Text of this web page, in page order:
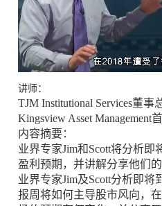
讲师：
TJM Institutional Services董事
Kingsview Asset Management
内容摘要：
业界专家Jim和Scott将分析
盈利预期，并讲解分享他们的
业界专家Jim及Scott分析即
报周将如何主导股市风向，